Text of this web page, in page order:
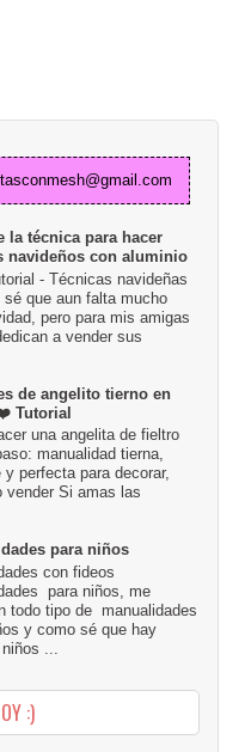
la técnica para hacer
navideños con aluminio
- Técnicas navideñas
que aun falta mucho
pero para mis amigas
a vender sus
de angelito tierno en
Tutorial
una angelita de fieltro
manualidad tierna,
y perfecta para decorar,
vender Si amas las
para niños
con fideos
para niños, me
todo tipo de manualidades
y como sé que hay
...
:)